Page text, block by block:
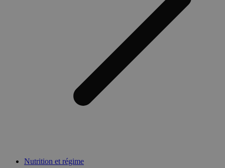
Nutrition et régime